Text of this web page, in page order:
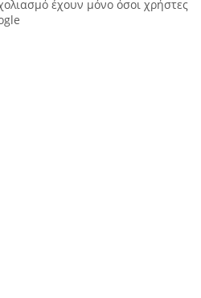
έχουν μόνο όσοι χρήστες